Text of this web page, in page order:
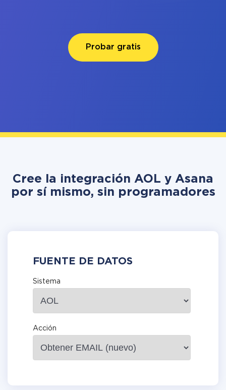
Probar gratis
Cree la integración AOL y Asana
por sí mismo, sin programadores
FUENTE DE DATOS
Sistema
Acción